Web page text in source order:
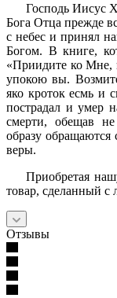
Господь Иисус
Бога Отца прежде
с небес и принял
Богом. В книге,
«Приидите ко Мне,
упокою вы.
яко кроток есмь и
пострадал и умер
смерти, обещав
образу
веры.
Приобретая
товар, сделанный
Отзывы